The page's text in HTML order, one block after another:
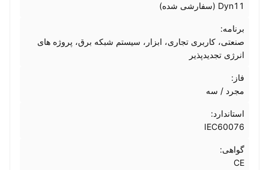
Dyn11 (سفارشی شده)
برنامه:
صنعتی، کاربری تجاری، ابزار، سیستم شبکه برق، پروژه های
انرژی تجدیدپذیر
فاز:
مجرد / سه
استاندارد:
IEC60076
گواهی:
CE